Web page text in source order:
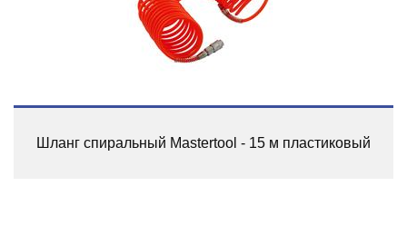
Шланг спиральный Mastertool - 15 м пластиковый